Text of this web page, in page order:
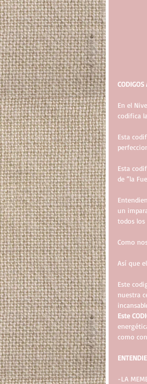
En el
codifica
Esta
Esta
de “la
un
todos los
Como
Así que
Este
nuestra
Este
como
-LA